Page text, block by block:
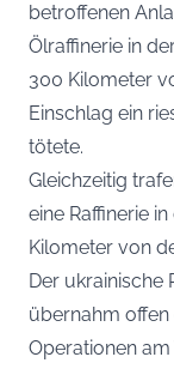
betroffenen
Ölraffinerie in
300 Kilometer
Einschlag ein
tötete.
Gleichzeitig
eine Raffinerie
Kilometer von
Der ukrainische
übernahm
Operationen